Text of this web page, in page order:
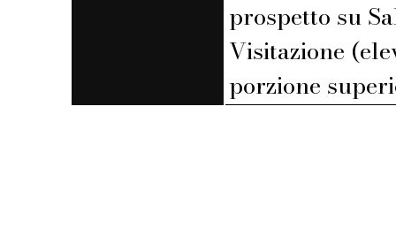
prospetto su
Visitazione
porzione